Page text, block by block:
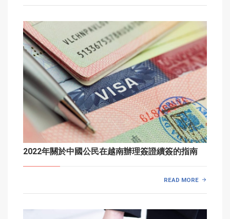
2022年關於中國公民在越南辦理簽證續簽的指南
READ MORE